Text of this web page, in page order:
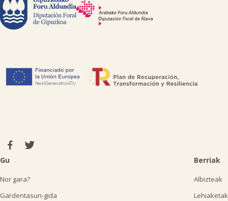
Gu
Nor gara?
Gardentasun-gida
Berriak
Albizteak
Lehiaketak